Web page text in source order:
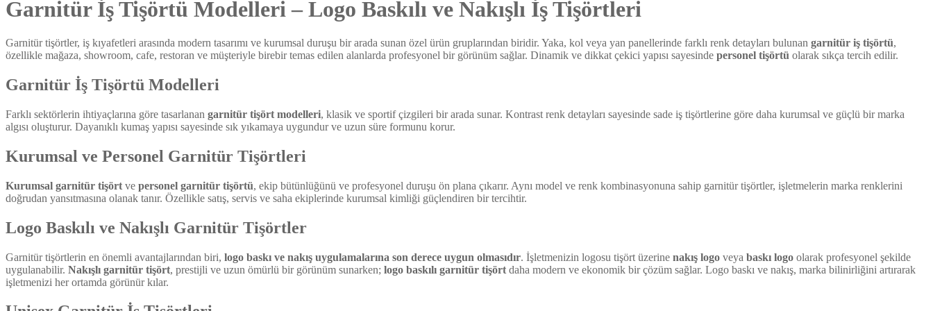
Garnitür İş Tişörtü Modelleri – Logo Baskılı ve Nakışlı İş Tişörtleri
Garnitür tişörtler, iş kıyafetleri arasında modern tasarımı ve kurumsal duruşu bir arada sunan özel ürün gruplarından biridir. Yaka, kol veya yan panellerinde farklı renk detayları bulunan garnitür iş tişörtü,
özellikle mağaza, showroom, cafe, restoran ve müşteriyle birebir temas edilen alanlarda profesyonel bir görünüm sağlar. Dinamik ve dikkat çekici yapısı sayesinde personel tişörtü olarak sıkça tercih edilir.
Garnitür İş Tişörtü Modelleri
Farklı sektörlerin ihtiyaçlarına göre tasarlanan garnitür tişört modelleri, klasik ve sportif çizgileri bir arada sunar. Kontrast renk detayları sayesinde sade iş tişörtlerine göre daha kurumsal ve güçlü bir marka
algısı oluşturur. Dayanıklı kumaş yapısı sayesinde sık yıkamaya uygundur ve uzun süre formunu korur.
Kurumsal ve Personel Garnitür Tişörtleri
Kurumsal garnitür tişört ve personel garnitür tişörtü, ekip bütünlüğünü ve profesyonel duruşu ön plana çıkarır. Aynı model ve renk kombinasyonuna sahip garnitür tişörtler, işletmelerin marka renklerini
doğrudan yansıtmasına olanak tanır. Özellikle satış, servis ve saha ekiplerinde kurumsal kimliği güçlendiren bir tercihtir.
Logo Baskılı ve Nakışlı Garnitür Tişörtler
Garnitür tişörtlerin en önemli avantajlarından biri, logo baskı ve nakış uygulamalarına son derece uygun olmasıdır. İşletmenizin logosu tişört üzerine nakış logo veya baskı logo olarak profesyonel şekilde
uygulanabilir. Nakışlı garnitür tişört, prestijli ve uzun ömürlü bir görünüm sunarken; logo baskılı garnitür tişört daha modern ve ekonomik bir çözüm sağlar. Logo baskı ve nakış, marka bilinirliğini artırarak
işletmenizi her ortamda görünür kılar.